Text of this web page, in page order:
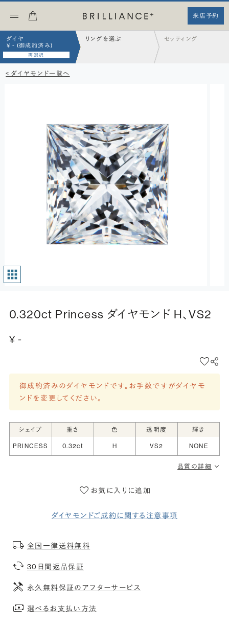
来店予約
ダイヤ
¥ - (御成約済み)
再選択
リングを選ぶ セッティング
< ダイヤモンド一覧へ
0.320ct Princess ダイヤモンド H、VS2
¥ -
御成約済みのダイヤモンドです。お手数ですがダイヤモ
ンドを変更してください。
シェイプ 重さ 色 透明度 輝き
PRINCESS 0.32ct H VS2 NONE
品質の詳細
お気に入りに追加
ダイヤモンドご成約に関する注意事項
全国一律送料無料
30日間返品保証
永久無料保証のアフターサービス
選べるお支払い方法